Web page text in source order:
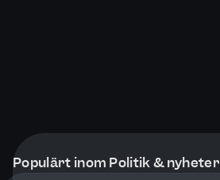
Populärt inom Politik & nyheter